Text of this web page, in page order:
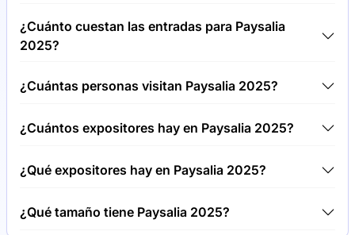
Paysalia 2025 tendrá lugar en EUREXPO - Centro de
Convenciones y Exposiciones de Lyon, Francia.
¿Cuánto cuestan las entradas para Paysalia
2025?
por visitante.
¿Cuántas personas visitan Paysalia 2025?
2025.
¿Cuántos expositores hay en Paysalia 2025?
2025.
¿Qué expositores hay en Paysalia 2025?
las empresas que exponen en Paysalia 2025.
¿Qué tamaño tiene Paysalia 2025?